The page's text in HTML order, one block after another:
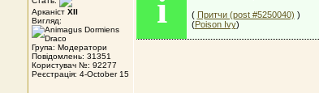
Арканіст XII
Вигляд:
Група: Модератори
Повідомлень: 31351
Користувач №: 92277
Реєстрація: 4-October 15
i
( Притчи (post #5250040) )
(Poison Ivy)